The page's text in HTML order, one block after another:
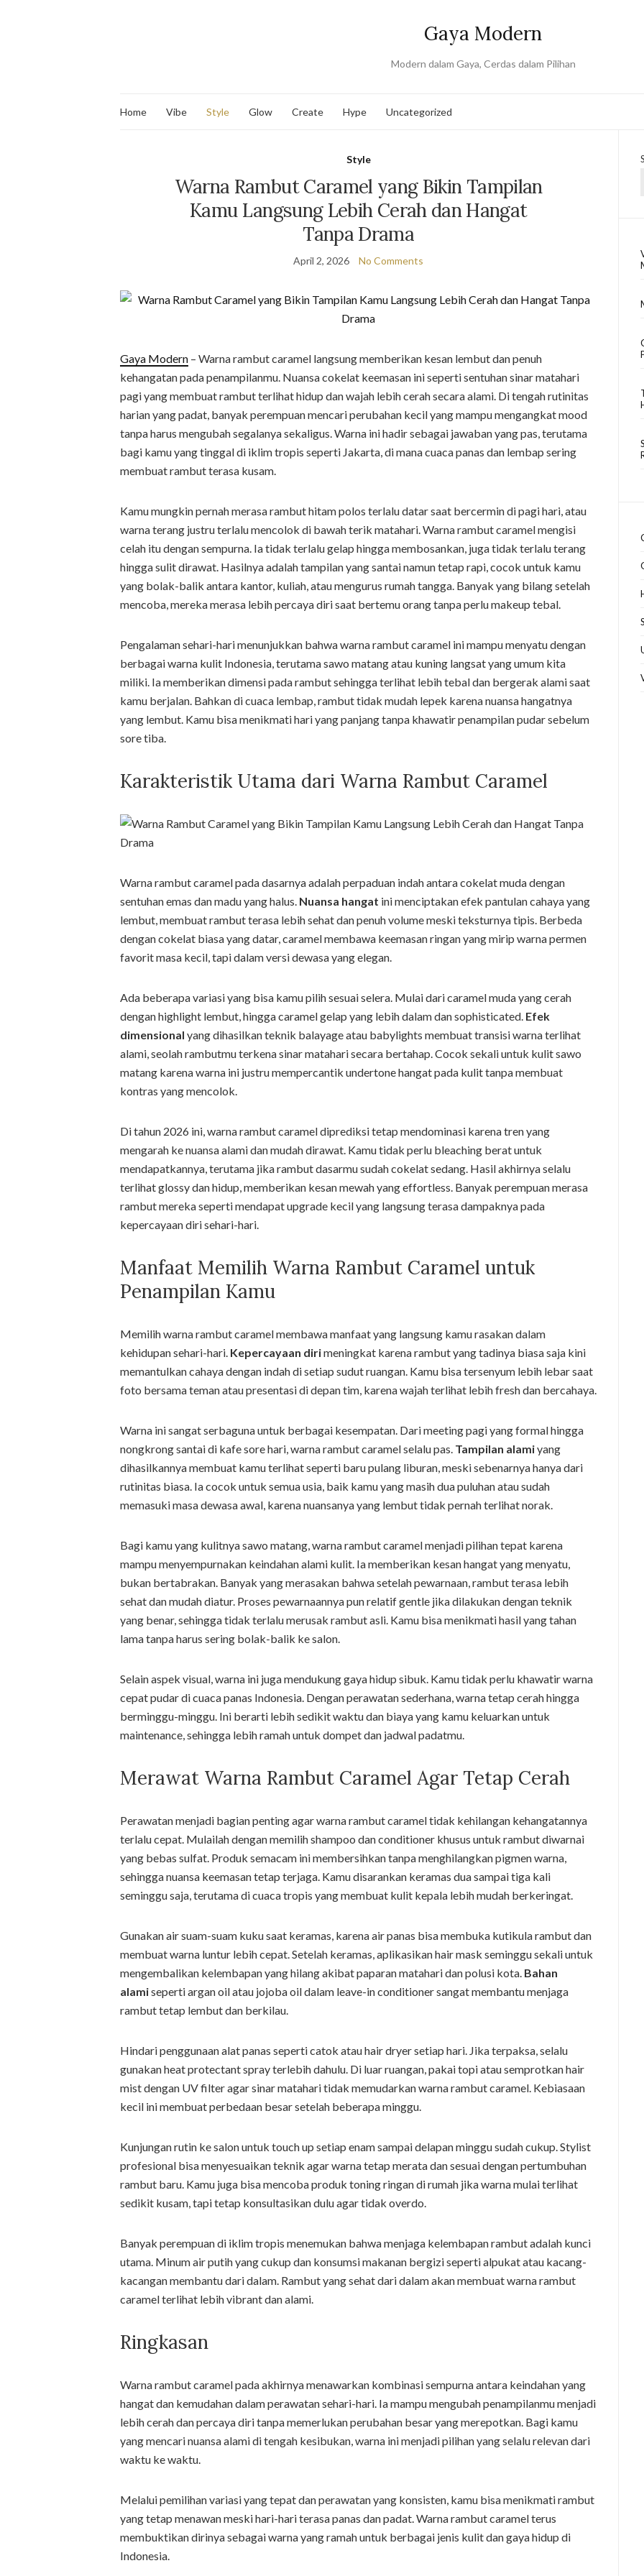
Gaya Modern
Modern dalam Gaya, Cerdas dalam Pilihan
Home Vibe Style Glow Create Hype Uncategorized
Style
Warna Rambut Caramel yang Bikin Tampilan
Kamu Langsung Lebih Cerah dan Hangat
Tanpa Drama
April 2, 2026 No Comments
Gaya Modern – Warna rambut caramel langsung memberikan kesan lembut dan penuh
kehangatan pada penampilanmu. Nuansa cokelat keemasan ini seperti sentuhan sinar matahari
pagi yang membuat rambut terlihat hidup dan wajah lebih cerah secara alami. Di tengah rutinitas
harian yang padat, banyak perempuan mencari perubahan kecil yang mampu mengangkat mood
tanpa harus mengubah segalanya sekaligus. Warna ini hadir sebagai jawaban yang pas, terutama
bagi kamu yang tinggal di iklim tropis seperti Jakarta, di mana cuaca panas dan lembap sering
membuat rambut terasa kusam.
Kamu mungkin pernah merasa rambut hitam polos terlalu datar saat bercermin di pagi hari, atau
warna terang justru terlalu mencolok di bawah terik matahari. Warna rambut caramel mengisi
celah itu dengan sempurna. Ia tidak terlalu gelap hingga membosankan, juga tidak terlalu terang
hingga sulit dirawat. Hasilnya adalah tampilan yang santai namun tetap rapi, cocok untuk kamu
yang bolak-balik antara kantor, kuliah, atau mengurus rumah tangga. Banyak yang bilang setelah
mencoba, mereka merasa lebih percaya diri saat bertemu orang tanpa perlu makeup tebal.
Pengalaman sehari-hari menunjukkan bahwa warna rambut caramel ini mampu menyatu dengan
berbagai warna kulit Indonesia, terutama sawo matang atau kuning langsat yang umum kita
miliki. Ia memberikan dimensi pada rambut sehingga terlihat lebih tebal dan bergerak alami saat
kamu berjalan. Bahkan di cuaca lembap, rambut tidak mudah lepek karena nuansa hangatnya
yang lembut. Kamu bisa menikmati hari yang panjang tanpa khawatir penampilan pudar sebelum
sore tiba.
Karakteristik Utama dari Warna Rambut Caramel
Warna rambut caramel pada dasarnya adalah perpaduan indah antara cokelat muda dengan
sentuhan emas dan madu yang halus. Nuansa hangat ini menciptakan efek pantulan cahaya yang
lembut, membuat rambut terasa lebih sehat dan penuh volume meski teksturnya tipis. Berbeda
dengan cokelat biasa yang datar, caramel membawa keemasan ringan yang mirip warna permen
favorit masa kecil, tapi dalam versi dewasa yang elegan.
Ada beberapa variasi yang bisa kamu pilih sesuai selera. Mulai dari caramel muda yang cerah
dengan highlight lembut, hingga caramel gelap yang lebih dalam dan sophisticated. Efek
dimensional yang dihasilkan teknik balayage atau babylights membuat transisi warna terlihat
alami, seolah rambutmu terkena sinar matahari secara bertahap. Cocok sekali untuk kulit sawo
matang karena warna ini justru mempercantik undertone hangat pada kulit tanpa membuat
kontras yang mencolok.
Di tahun 2026 ini, warna rambut caramel diprediksi tetap mendominasi karena tren yang
mengarah ke nuansa alami dan mudah dirawat. Kamu tidak perlu bleaching berat untuk
mendapatkannya, terutama jika rambut dasarmu sudah cokelat sedang. Hasil akhirnya selalu
terlihat glossy dan hidup, memberikan kesan mewah yang effortless. Banyak perempuan merasa
rambut mereka seperti mendapat upgrade kecil yang langsung terasa dampaknya pada
kepercayaan diri sehari-hari.
Manfaat Memilih Warna Rambut Caramel untuk
Penampilan Kamu
Memilih warna rambut caramel membawa manfaat yang langsung kamu rasakan dalam
kehidupan sehari-hari. Kepercayaan dirimeningkat karena rambut yang tadinya biasa saja kini
memantulkan cahaya dengan indah di setiap sudut ruangan. Kamu bisa tersenyum lebih lebar saat
foto bersama teman atau presentasi di depan tim, karena wajah terlihat lebih fresh dan bercahaya.
Warna ini sangat serbaguna untuk berbagai kesempatan. Dari meeting pagi yang formal hingga
nongkrong santai di kafe sore hari, warna rambut caramel selalu pas. Tampilan alamiyang
dihasilkannya membuat kamu terlihat seperti baru pulang liburan, meski sebenarnya hanya dari
rutinitas biasa. Ia cocok untuk semua usia, baik kamu yang masih dua puluhan atau sudah
memasuki masa dewasa awal, karena nuansanya yang lembut tidak pernah terlihat norak.
Bagi kamu yang kulitnya sawo matang, warna rambut caramel menjadi pilihan tepat karena
mampu menyempurnakan keindahan alami kulit. Ia memberikan kesan hangat yang menyatu,
bukan bertabrakan. Banyak yang merasakan bahwa setelah pewarnaan, rambut terasa lebih
sehat dan mudah diatur. Proses pewarnaannya pun relatif gentle jika dilakukan dengan teknik
yang benar, sehingga tidak terlalu merusak rambut asli. Kamu bisa menikmati hasil yang tahan
lama tanpa harus sering bolak-balik ke salon.
Selain aspek visual, warna ini juga mendukung gaya hidup sibuk. Kamu tidak perlu khawatir warna
cepat pudar di cuaca panas Indonesia. Dengan perawatan sederhana, warna tetap cerah hingga
berminggu-minggu. Ini berarti lebih sedikit waktu dan biaya yang kamu keluarkan untuk
maintenance, sehingga lebih ramah untuk dompet dan jadwal padatmu.
Merawat Warna Rambut Caramel Agar Tetap Cerah
Perawatan menjadi bagian penting agar warna rambut caramel tidak kehilangan kehangatannya
terlalu cepat. Mulailah dengan memilih shampoo dan conditioner khusus untuk rambut diwarnai
yang bebas sulfat. Produk semacam ini membersihkan tanpa menghilangkan pigmen warna,
sehingga nuansa keemasan tetap terjaga. Kamu disarankan keramas dua sampai tiga kali
seminggu saja, terutama di cuaca tropis yang membuat kulit kepala lebih mudah berkeringat.
Gunakan air suam-suam kuku saat keramas, karena air panas bisa membuka kutikula rambut dan
membuat warna luntur lebih cepat. Setelah keramas, aplikasikan hair mask seminggu sekali untuk
mengembalikan kelembapan yang hilang akibat paparan matahari dan polusi kota. Bahan
alamiseperti argan oil atau jojoba oil dalam leave-in conditioner sangat membantu menjaga
rambut tetap lembut dan berkilau.
Hindari penggunaan alat panas seperti catok atau hair dryer setiap hari. Jika terpaksa, selalu
gunakan heat protectant spray terlebih dahulu. Di luar ruangan, pakai topi atau semprotkan hair
mist dengan UV filter agar sinar matahari tidak memudarkan warna rambut caramel. Kebiasaan
kecil ini membuat perbedaan besar setelah beberapa minggu.
Kunjungan rutin ke salon untuk touch up setiap enam sampai delapan minggu sudah cukup. Stylist
profesional bisa menyesuaikan teknik agar warna tetap merata dan sesuai dengan pertumbuhan
rambut baru. Kamu juga bisa mencoba produk toning ringan di rumah jika warna mulai terlihat
sedikit kusam, tapi tetap konsultasikan dulu agar tidak overdo.
Banyak perempuan di iklim tropis menemukan bahwa menjaga kelembapan rambut adalah kunci
utama. Minum air putih yang cukup dan konsumsi makanan bergizi seperti alpukat atau kacang-
kacangan membantu dari dalam. Rambut yang sehat dari dalam akan membuat warna rambut
caramel terlihat lebih vibrant dan alami.
Ringkasan
Warna rambut caramel pada akhirnya menawarkan kombinasi sempurna antara keindahan yang
hangat dan kemudahan dalam perawatan sehari-hari. Ia mampu mengubah penampilanmu menjadi
lebih cerah dan percaya diri tanpa memerlukan perubahan besar yang merepotkan. Bagi kamu
yang mencari nuansa alami di tengah kesibukan, warna ini menjadi pilihan yang selalu relevan dari
waktu ke waktu.
Melalui pemilihan variasi yang tepat dan perawatan yang konsisten, kamu bisa menikmati rambut
yang tetap menawan meski hari-hari terasa panas dan padat. Warna rambut caramel terus
membuktikan dirinya sebagai warna yang ramah untuk berbagai jenis kulit dan gaya hidup di
Indonesia.